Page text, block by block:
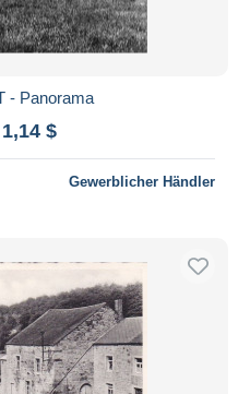
- Panorama
$
Gewerblicher Händler